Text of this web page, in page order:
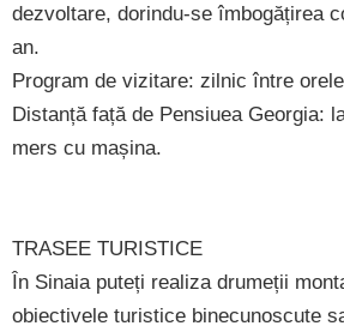
dezvoltare, dorindu-se îmbogățirea
an.
Program de vizitare: zilnic între
Distanță față de Pensiuea Georgia:
mers cu mașina.
TRASEE TURISTICE
În Sinaia puteți realiza drumeții
obiectivele turistice binecunoscute